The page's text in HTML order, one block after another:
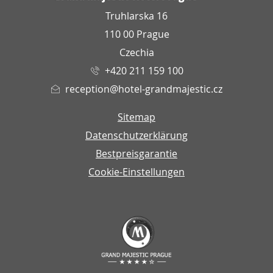
Truhlarska 16
110 00 Prague
Czechia
+420 211 159 100
reception@hotel-grandmajestic.cz
Sitemap
Datenschutzerklärung
Bestpreisgarantie
Cookie-Einstellungen